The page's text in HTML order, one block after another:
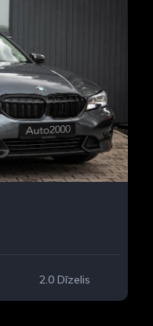
2.0 Dīzelis